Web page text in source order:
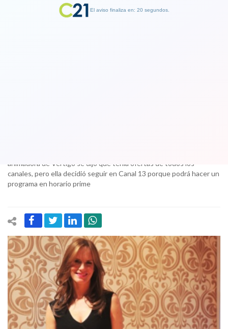
animadora de Vértigo se dijo que tenía ofertas de todos los
canales, pero ella decidió seguir en Canal 13 porque podrá hacer un
programa en horario prime
El aviso finaliza en: 19 segundos.